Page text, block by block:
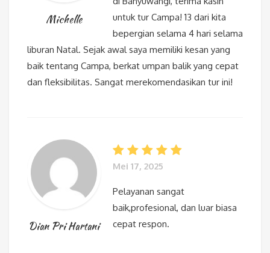
Michelle
untuk tur Campa! 13 dari kita
bepergian selama 4 hari selama
liburan Natal. Sejak awal saya memiliki kesan yang
baik tentang Campa, berkat umpan balik yang cepat
dan fleksibilitas. Sangat merekomendasikan tur ini!
Dian Pri Hartani
Mei 17, 2025
Pelayanan sangat
baik,profesional, dan luar biasa
cepat respon.